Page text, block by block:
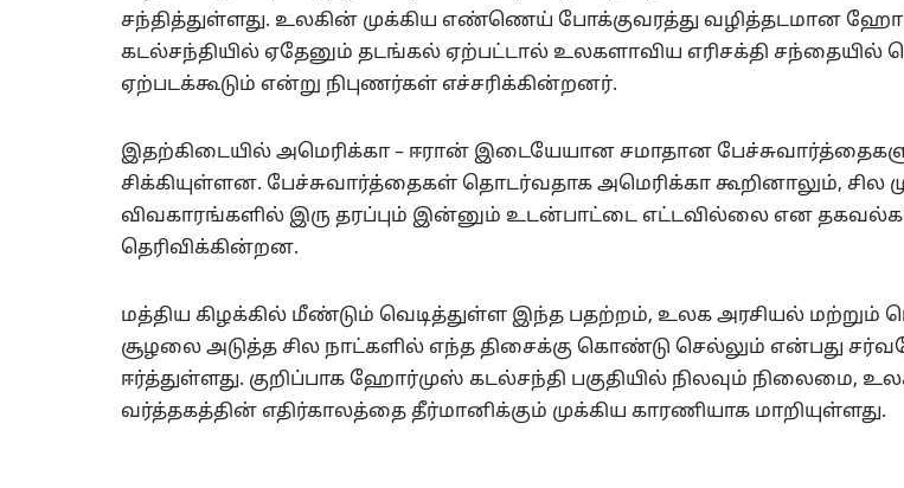
சந்தித்துள்ளது. உலகின் முக்கிய எண்ணெய் போக்குவரத்து வழித்தடமான
கடல்சந்தியில் ஏதேனும் தடங்கல் ஏற்பட்டால் உலகளாவிய எரிசக்தி சந்தையில்
ஏற்படக்கூடும் என்று நிபுணர்கள் எச்சரிக்கின்றனர்.
இதற்கிடையில் அமெரிக்கா – ஈரான் இடையேயான சமாதான
சிக்கியுள்ளன. பேச்சுவார்த்தைகள் தொடர்வதாக அமெரிக்கா கூறினாலும், சில
விவகாரங்களில் இரு தரப்பும் இன்னும் உடன்பாட்டை எட்டவில்லை என
தெரிவிக்கின்றன.
மத்திய கிழக்கில் மீண்டும் வெடித்துள்ள இந்த பதற்றம், உலக அரசியல் மற்றும்
சூழலை அடுத்த சில நாட்களில் எந்த திசைக்கு கொண்டு செல்லும் என்பது
ஈர்த்துள்ளது. குறிப்பாக ஹோர்முஸ் கடல்சந்தி பகுதியில் நிலவும்
வர்த்தகத்தின் எதிர்காலத்தை தீர்மானிக்கும் முக்கிய காரணியாக மாறியுள்ளது.